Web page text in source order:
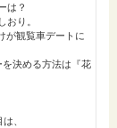
は？
おり。
が観覧車デートに
決める方法は『花
、